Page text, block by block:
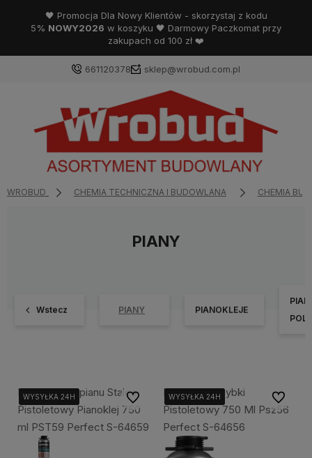
🖤 Promocja Dla Nowy Klientów - skorzystaj z kodu
5% NOWY2026 w koszyku 🖤 Darmowy Paczkomat przy
zakupach od 100 zł ❤️
661120378 sklep@wrobud.com.pl
WROBUD CHEMIA TECHNICZNA I BUDOWLANA CHEMIA
PIANY
Wstecz PIANY PIANOKLEJE
Klej Do Styropianu Stalco
Pistoletowy Pianoklej 750
ml PST59 Perfect S-64659
WYSYŁKA 24H
WYSYŁKA 24H
WYSYŁKA 24H Do ulubionychKlej Super Szybki
Pistoletowy 750 Ml Psz56
Perfect S-64656
WYSYŁKA 24H
WYSYŁKA 24H
WYSYŁKA 24H Do